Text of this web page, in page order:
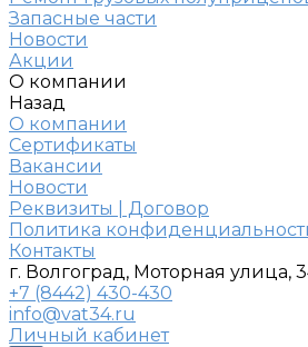
Запасные части
Новости
Акции
О компании
Назад
О компании
Сертификаты
Вакансии
Новости
Реквизиты | Договор
Политика
Контакты
г. Волгоград, Моторная улица,
+7 (8442) 430-430
info@vat34.ru
Личный кабинет